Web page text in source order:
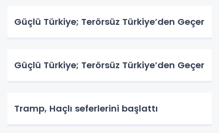
Güçlü Türkiye; Terörsüz Türkiye’den Geçer
Güçlü Türkiye; Terörsüz Türkiye’den Geçer
Tramp, Haçlı seferlerini başlattı